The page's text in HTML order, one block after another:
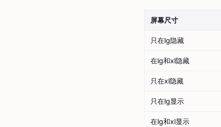
屏幕尺寸
只在lg隐藏
在lg和xl隐藏
只在xl隐藏
只在lg显示
在lg和xl显示